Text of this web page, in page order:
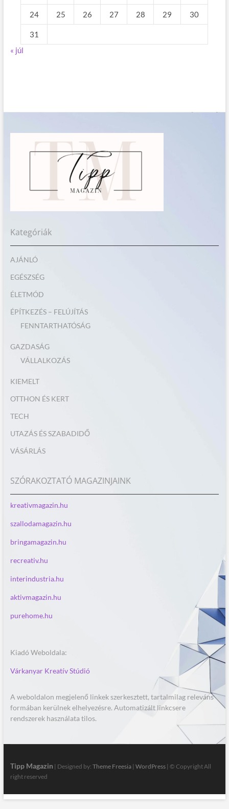
24 25 26 27 28 29 30
31
« júl
Kategóriák
AJÁNLÓ
EGÉSZSÉG
ÉLETMÓD
ÉPÍTKEZÉS – FELÚJÍTÁS
FENNTARTHATÓSÁG
GAZDASÁG
VÁLLALKOZÁS
KIEMELT
OTTHON ÉS KERT
TECH
UTAZÁS ÉS SZABADIDŐ
VÁSÁRLÁS
SZÓRAKOZTATÓ MAGAZINJAINK
kreativmagazin.hu
szallodamagazin.hu
bringamagazin.hu
recreativ.hu
interindustria.hu
aktivmagazin.hu
purehome.hu
Kiadó Weboldala:
Várkanyar Kreatív Stúdió
A weboldalon megjelenő linkek szerkesztett, tartalmilag releváns
formában kerülnek elhelyezésre. Automatizált linkcsere
rendszerek használata tilos.
Tipp Magazin | Designed by: Theme Freesia| WordPress| © Copyright All
right reserved